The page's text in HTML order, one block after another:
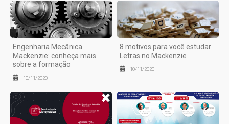
Engenharia Mecânica
Mackenzie: conheça mais
sobre a formação
10/11/2020
8 motivos para você estudar
Letras no Mackenzie
10/11/2020